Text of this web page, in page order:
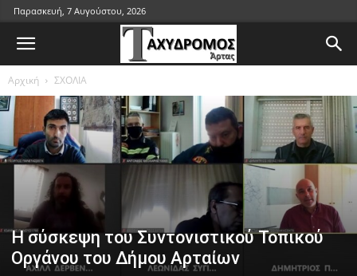
Παρασκευή, 7 Αυγούστου, 2026
Αρχική ΣΧΟΛΙΑ
Η σύσκεψη του Συντονιστικού Τοπικού
Οργάνου του Δήμου Αρταίων